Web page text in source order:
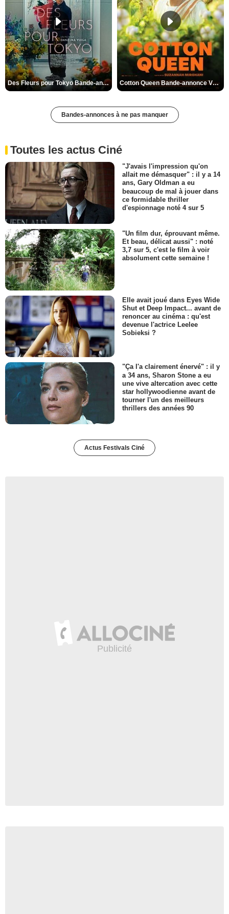
Des Fleurs pour Tokyo Bande-annonce VO STFR Cotton Queen Bande-annonce VO STFR
Bandes-annonces à ne pas manquer
Toutes les actus Ciné
"J'avais l'impression qu'on
allait me démasquer" : il y a 14
ans, Gary Oldman a eu
beaucoup de mal à jouer dans
ce formidable thriller
d'espionnage noté 4 sur 5
"Un film dur, éprouvant même.
Et beau, délicat aussi" : noté
3,7 sur 5, c'est le film à voir
absolument cette semaine !
Elle avait joué dans Eyes Wide
Shut et Deep Impact... avant de
renoncer au cinéma : qu'est
devenue l'actrice Leelee
Sobieksi ?
"Ça l'a clairement énervé" : il y
a 34 ans, Sharon Stone a eu
une vive altercation avec cette
star hollywoodienne avant de
tourner l'un des meilleurs
thrillers des années 90
Actus Festivals Ciné